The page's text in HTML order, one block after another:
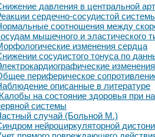
давления в центральной
сердечно-сосудистой
соотношения между
мышечного и эластического
изменения сердца
сосудистого тонуса по
изменения
периферическое
описанные в литературе
на состояние здоровья при
системы
случай (Больной М.)
нейроциркуляторной